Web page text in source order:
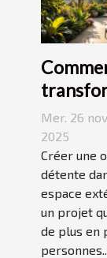
votre
oasis de
détente
Mer. 26
2025
Créer une
détente
espace
un projet
de plus en
personnes...